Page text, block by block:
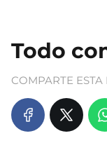
Todo
COMPARTE